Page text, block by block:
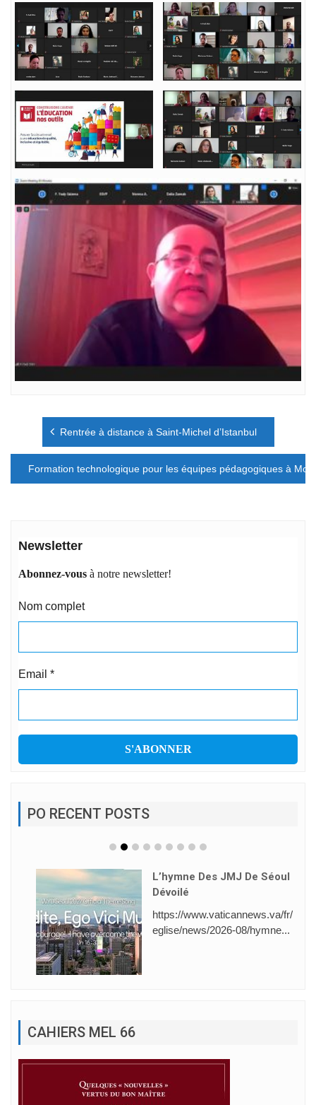
Navigation
l’article
Rentrée à distance à Saint-Michel d’Istanbul
Formation technologique pour les équipes pédagogiques à
Newsletter
Abonnez-vous à notre newsletter!
Nom complet
Email *
PO RECENT POSTS
L’hymne Des JMJ De Séoul
Dévoilé
https://www.vaticannews.va/fr/
eglise/news/2026-08/hymne...
CAHIERS MEL 66